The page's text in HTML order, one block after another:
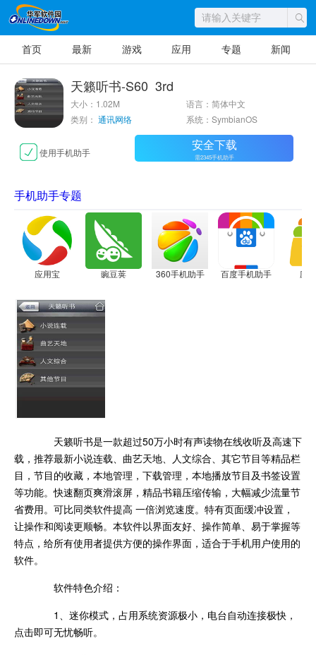
首页 最新 游戏 应用 专题 新闻
天籁听书-S60_3rd
大小：1.02M
语言：简体中文
类别： 通讯网络 系统：SymbianOS
使用手机助手 安全下载
需2345手机助手
手机助手专题
应用宝 豌豆荚 360手机助手 百度手机助手 应
天籁听书是一款超过50万小时有声读物在线收听及高速下
载，推荐最新小说连载、曲艺天地、人文综合、其它节目等精品栏
目，节目的收藏，本地管理，下载管理，本地播放节目及书签设置
等功能。快速翻页爽滑滚屏，精品书籍压缩传输，大幅减少流量节
省费用。可比同类软件提高 一倍浏览速度。特有页面缓冲设置，
让操作和阅读更顺畅。本软件以界面友好、操作简单、易于掌握等
特点，给所有使用者提供方便的操作界面，适合于手机用户使用的
软件。
软件特色介绍：
1、迷你模式，占用系统资源极小，电台自动连接极快，
点击即可无忧畅听。